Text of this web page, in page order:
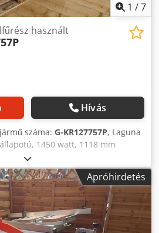
1 /7
használt
Hívás
száma: G-KR127757P, Laguna
1450 watt, 1118 mm
79 mm vágási
110 kg Dodpfx Ajvw Ec Teagjkr
a hibák, a nyomtatási ésApróhirdetés